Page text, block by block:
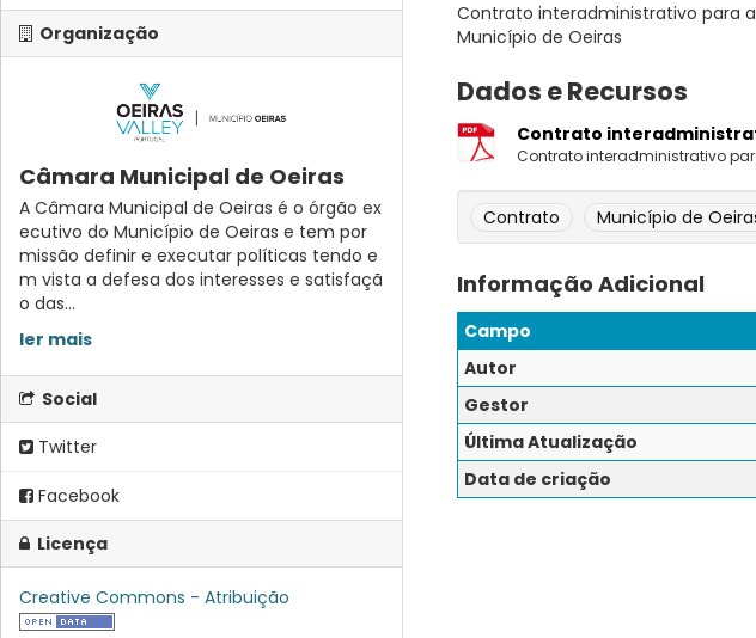
Organização
Câmara Municipal de Oeiras
A Câmara Municipal de Oeiras é o órgão ex
ecutivo do Município de Oeiras e tem por
missão definir e executar políticas tendo e
m vista a defesa dos interesses e satisfaçã
o das...
ler mais
Social
Twitter
Facebook
Licença
Creative Commons - Atribuição
Contrato interadministrativo para a
Município de Oeiras
Dados e Recursos
Contrato
Contrato interadministrativo
Contrato Município de
Informação Adicional
Campo
Autor
Gestor
Última Atualização
Data de criação